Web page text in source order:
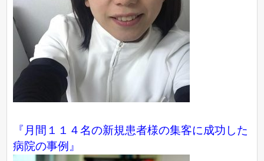
『月間１１４名の新規患者様の集客に成功した
病院の事例』